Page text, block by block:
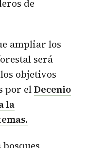
de
ampliar los
será
objetivos
por elDecenio
la